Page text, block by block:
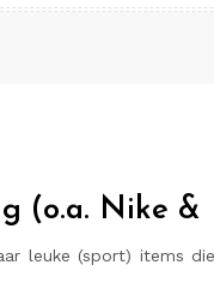
(o.a. Nike &
leuke (sport) items